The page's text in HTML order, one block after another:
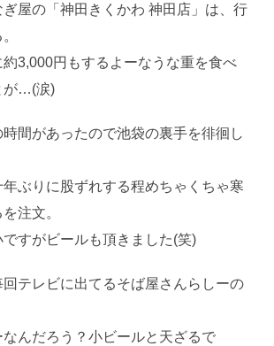
屋の「神田きくかわ 神田店」は、行
3,000円もするよーなうな重を食べ
が…(涙)
間があったので池袋の裏手を徘徊し
ぶりに股ずれする程めちゃくちゃ寒
注文。
すがビールも頂きました(笑)
テレビに出てるそば屋さんらしーの
んだろう？小ビールと天ざるで